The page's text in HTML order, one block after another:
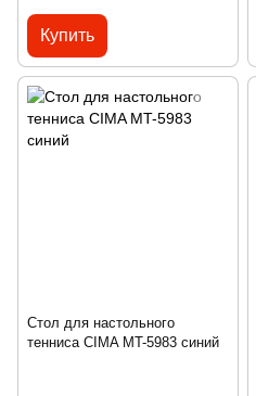
Купить
Стол для настольного
тенниса CIMA MT-5983 синий